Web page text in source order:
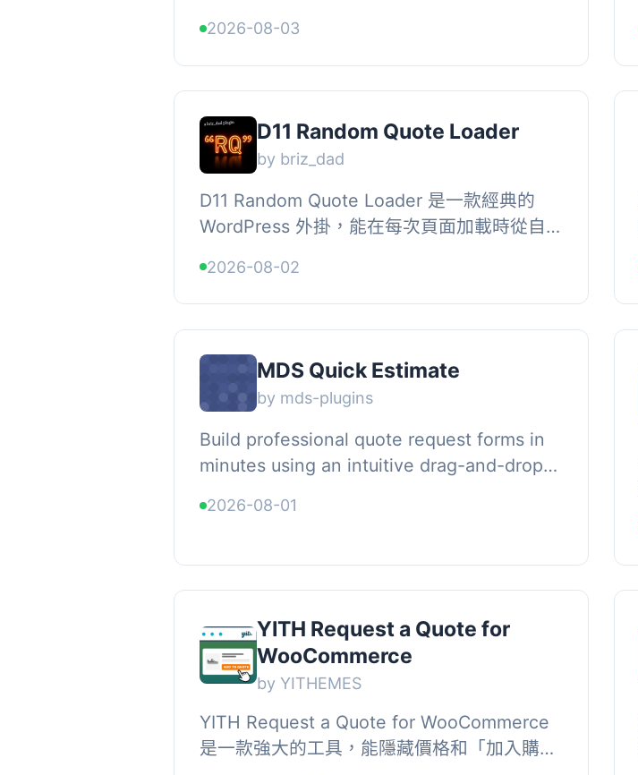
何不適合固定價格的 WooCommerce ...
2026-08-03
D11 Random Quote Loader
by briz_dad
D11 Random Quote Loader 是一款經典的
WordPress 外掛，能在每次頁面加載時從自
過控制台輕鬆管理名言，並立即啟用...
2026-08-02
MDS Quick Estimate
by mds-plugins
Build professional quote request forms in
minutes using an intuitive drag-and-drop
create conditional fie...
2026-08-01
YITH Request a Quote for
WooCommerce
by YITHEMES
YITH Request a Quote for WooCommerce
是一款強大的工具，能隱藏價格和「加入購物